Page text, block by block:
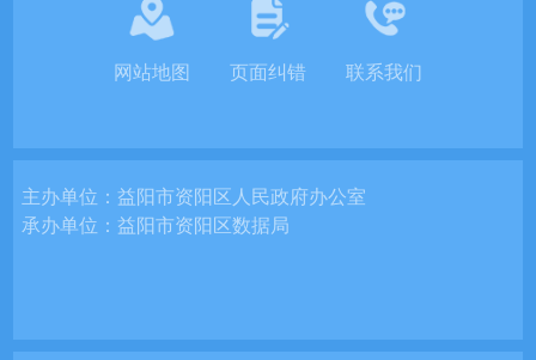
网站地图 页面纠错 联系我们
主办单位：益阳市资阳区人民政府办公室
承办单位：益阳市资阳区数据局